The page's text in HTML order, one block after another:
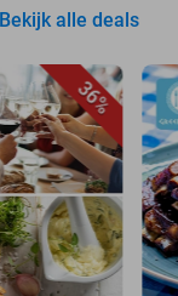
Bekijk alle deals
36%